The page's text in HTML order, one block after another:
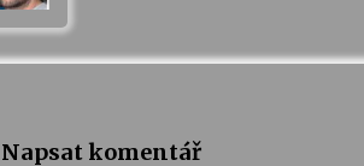
Napsat komentář